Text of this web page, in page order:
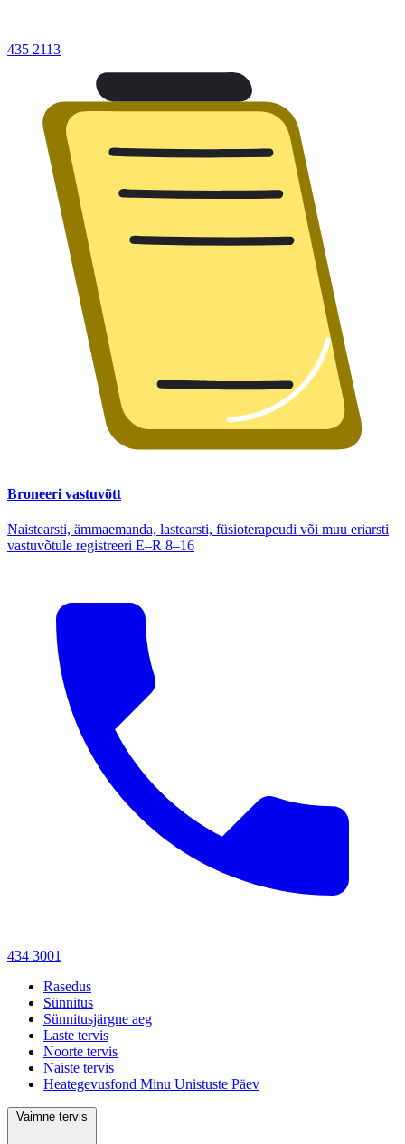
435 2113
Broneeri vastuvõtt
Naistearsti, ämmaemanda, lastearsti, füsioterapeudi või muu eriarsti
vastuvõtule registreeri E–R 8–16
434 3001
Rasedus
Sünnitus
Sünnitusjärgne aeg
Laste tervis
Noorte tervis
Naiste tervis
Heategevusfond Minu Unistuste Päev
Vaimne tervis